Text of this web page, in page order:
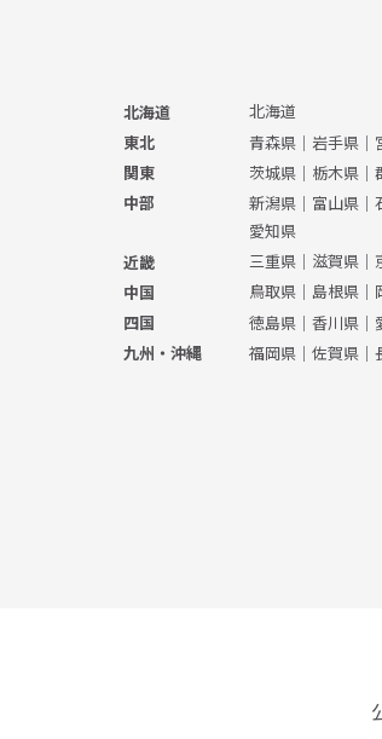
北海道
北海道
東北
青森県 ｜ 岩手県 ｜
関東
茨城県 ｜ 栃木県 ｜
中部
新潟県 ｜ 富山県 ｜
愛知県
近畿
三重県 ｜ 滋賀県 ｜
中国
鳥取県 ｜ 島根県 ｜
四国
徳島県 ｜ 香川県 ｜
九州・沖縄
福岡県 ｜ 佐賀県 ｜